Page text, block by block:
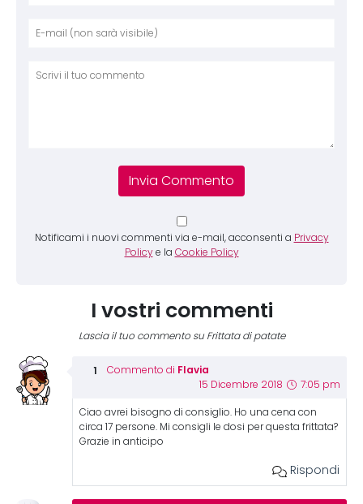
Notificami i nuovi commenti via e-mail, acconsenti a Privacy
Policy e la Cookie Policy
I vostri commenti
Lascia il tuo commento su Frittata di patate
Commento di Flavia
15 Dicembre 2018 7:05 pm
Ciao avrei bisogno di consiglio. Ho una cena con
circa 17 persone. Mi consigli le dosi per questa frittata?
Grazie in anticipo
Rispondi